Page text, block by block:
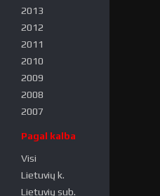
2013
2012
2011
2010
2009
2008
2007
Pagal kalba
Visi
Lietuvių k.
Lietuvių sub.